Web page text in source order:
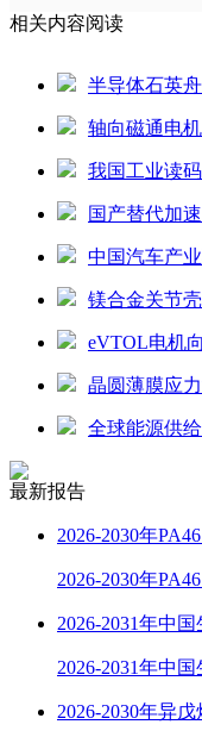
相关内容阅读
半导体石英
轴向磁通电
我国工业读
国产替代加
中国汽车产
镁合金关节
eVTOL电机
晶圆薄膜应
全球能源供
最新报告
2026-2030年
2026-2030年
2026-2031年中
2026-2031年中
2026-2030年异